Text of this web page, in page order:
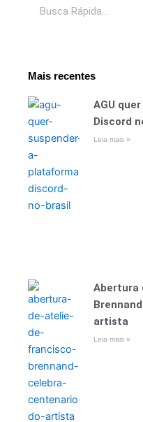
Mais recentes
AGU
Discord
Leia mais »
Abertura
artista
Leia mais »